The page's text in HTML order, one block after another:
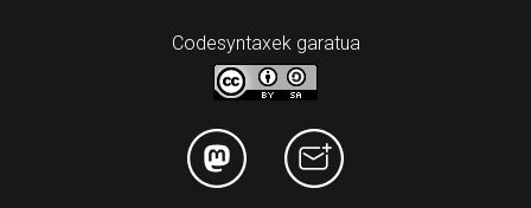
Codesyntaxek garatua